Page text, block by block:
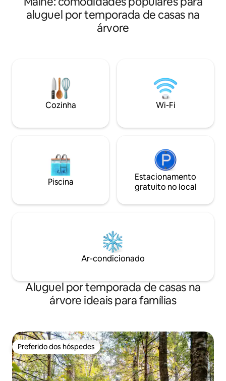
acampamento de luxo fora da rede. Sem
encanamento (banheiro externo,
chuveiros de barril de chuva). Sem
cama e lençóis. Fogueira, praia privativa,
trilhas musgosas, mirtilos, aventuras de
caiaque, céus noturnos escuros, ostras,
paz, tranquilidade. Veja também: Morse
aluguel por temporada de casas na
árvore
Cozinha Wi-Fi
Piscina
Estacionamento
gratuito no local
Ar-condicionado
Aluguel por temporada de casas na
árvore ideais para famílias
Preferido dos hóspedes
Preferido dos hóspedes